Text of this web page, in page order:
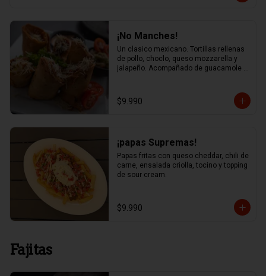
¡No Manches!
Un clasico mexicano. Tortillas rellenas
de pollo, choclo, queso mozzarella y
jalapeño. Acompañado de guacamole y
$9.990
¡papas Supremas!
Papas fritas con queso cheddar, chili de
carne, ensalada criolla, tocino y topping
de sour cream.
$9.990
Fajitas